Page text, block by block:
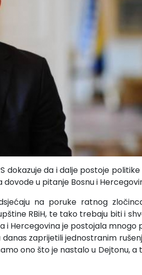
dokazuje da i dalje postoje
u pitanje Bosnu i
na poruke ratnog
RBiH, te tako trebaju biti i
i Hercegovina je postojala mnogo
zaprijetili jednostranim
ono što je nastalo u Dejtonu, a